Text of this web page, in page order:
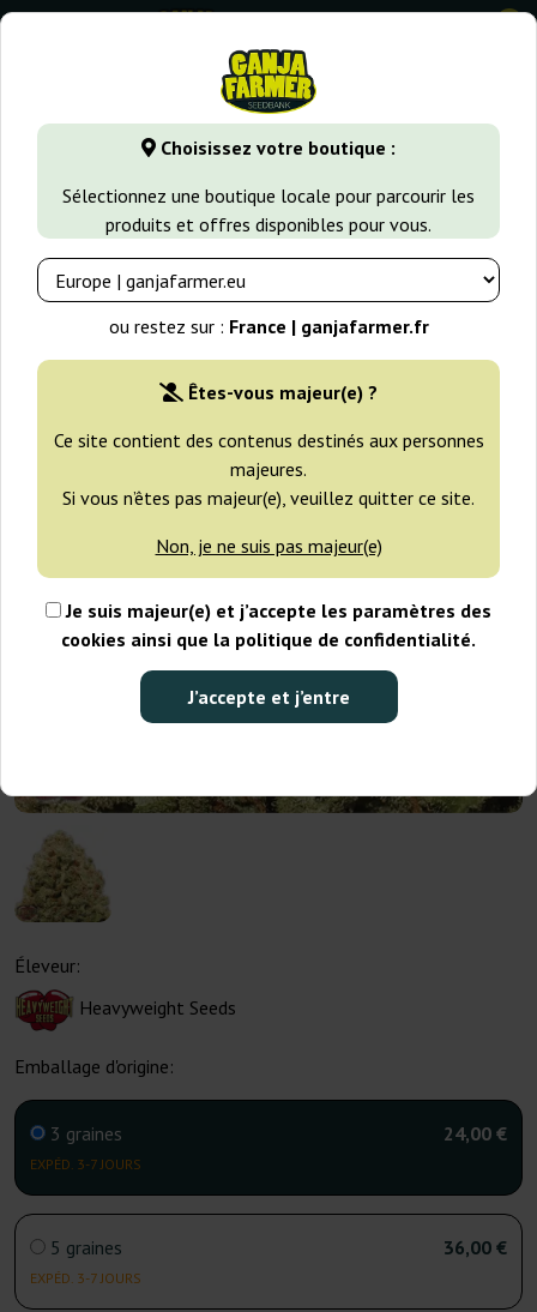
Choisissez votre boutique :
Sélectionnez une boutique locale pour parcourir les
produits et offres disponibles pour vous.
ou restez sur : France | ganjafarmer.fr
Êtes-vous majeur(e) ?
Ce site contient des contenus destinés aux personnes
majeures.
Si vous n’êtes pas majeur(e), veuillez quitter ce site.
Non, je ne suis pas majeur(e)
Je suis majeur(e) et j’accepte les paramètres des
cookies ainsi que la politique de confidentialité.
J’accepte et j’entre
0
GanjaFarmer.fr Variétés de Cannabis Strawberry Haze
Seeds
Éleveur:
Heavyweight Seeds
Emballage d'origine:
3 graines
EXPÉD. 3-7 JOURS
24,00 €
5 graines
EXPÉD. 3-7 JOURS
36,00 €